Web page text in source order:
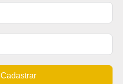
Cadastrar